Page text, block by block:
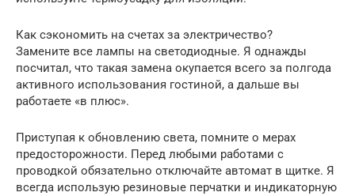
Как сэкономить на счетах за электричество?
Замените все лампы на светодиодные. Я однажды
посчитал, что такая замена окупается всего за полгода
активного использования гостиной, а дальше вы
работаете «в плюс».
Приступая к обновлению света, помните о мерах
предосторожности. Перед любыми работами с
проводкой обязательно отключайте автомат в щитке. Я
всегда использую резиновые перчатки и индикаторную